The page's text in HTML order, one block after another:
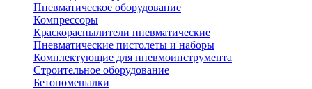
Пневматическое оборудование
Компрессоры
Краскораспылители пневматические
Пневматические пистолеты и наборы
Комплектующие для пневмоинструмента
Строительное оборудование
Бетономешалки